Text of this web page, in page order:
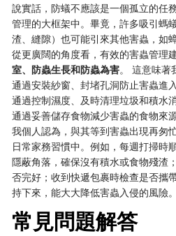
說實話，防蟻不應該是一個孤立的任
管理的大框架中。畢竟，許多吸引螞
渣、縫隙）也可能引來其他害蟲，如
從更廣闊的角度看，有效的害蟲管理
室、防蟲生長和防蟲為害。 這意味著
通過安裝紗窗、封堵孔洞防止害蟲進入
通過控制濕度、及時清理垃圾和積水
通過妥善儲存食物減少害蟲的食物來
我個人認為，與其等到害蟲出現再匆
日常家務習慣中。例如，每週打掃時
隱蔽角落，確保沒有積水或食物殘渣
否完好；收到快遞包裹時檢查是否攜
持下來，能大大降低害蟲入侵的風險。
常見問題解答